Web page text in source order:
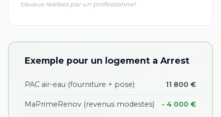
travaux realises par un professionnel
Exemple pour un logement a Arrest
PAC air-eau (fourniture + pose) 11 800 €
MaPrimeRenov (revenus modestes) - 4 000 €